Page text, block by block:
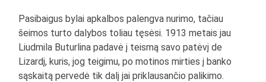
Pasibaigus bylai apkalbos palengva nurimo, tačiau
šeimos turto dalybos toliau tęsėsi. 1913 metais jau
Liudmila Buturlina padavė į teismą savo patėvį de
Lizardį, kuris, jog teigimu, po motinos mirties į banko
sąskaitą pervedė tik dalį jai priklausančio palikimo.